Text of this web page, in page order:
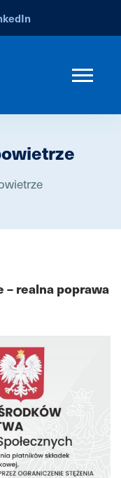
realna poprawa